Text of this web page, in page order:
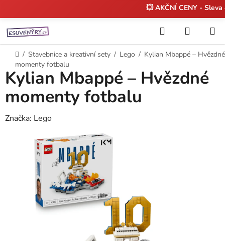
na
obsah
💥 AKČNÍ CENY -
Hledat
KOŠÍK
Domů
/ Stavebnice a kreativní sety / Lego / Kylian Mbappé – Hvězdné
momenty fotbalu
Kylian Mbappé – Hvězdné
momenty fotbalu
Značka: Lego